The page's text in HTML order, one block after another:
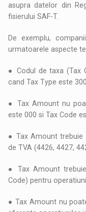
asupra datelor din
fisierului SAF-T.
De exemplu,
urmatoarele aspecte
● Codul de taxa (Tax
cand Tax Type este
● Tax Amount nu
este 000 si Tax Code
● Tax Amount
de TVA (4426, 4427,
● Tax Amount
Code) pentru
● Tax Amount nu